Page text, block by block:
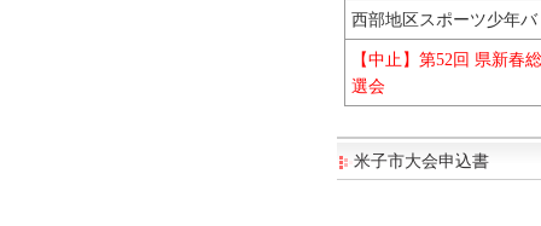
西部地区スポーツ少年
【中止】第52回 県新春
選会
米子市大会申込書